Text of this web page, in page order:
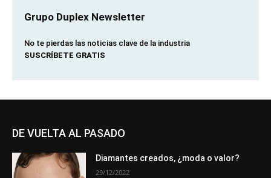
Grupo Duplex Newsletter
No te pierdas las noticias clave de la industria
SUSCRÍBETE GRATIS
DE VUELTA AL PASADO
Diamantes creados, ¿moda o valor?
29/12/2022